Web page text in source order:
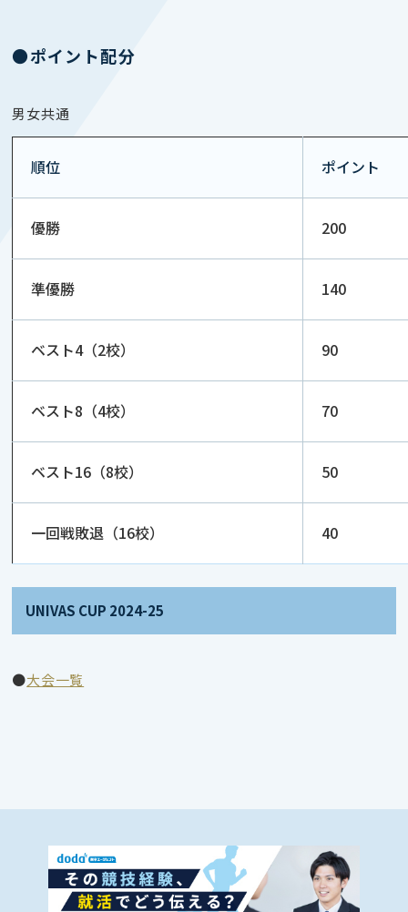
●ポイント配分
男女共通
順位 ポイント
優勝 200
準優勝 140
ベスト4（2校） 90
ベスト8（4校） 70
ベスト16（8校） 50
一回戦敗退（16校） 40
UNIVAS CUP 2024-25
●大会一覧